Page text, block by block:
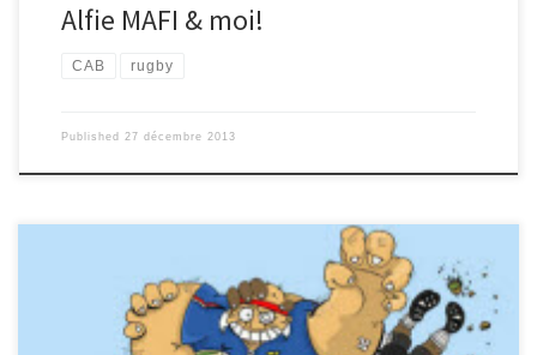
Alfie MAFI & moi!
CAB rugby
Published 27 décembre 2013
« Sisa », « Koya », « le tracteur »… Tous les surnoms sont bons pour
lui. Le fidjien de 25 ans, Sisaro Koyamaibole. Élu meilleur joueur